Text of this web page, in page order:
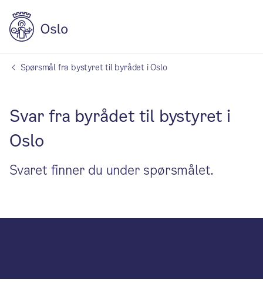
Spørsmål fra bystyret til byrådet i Oslo
Svar fra byrådet til bystyret i
Oslo
Svaret finner du under spørsmålet.